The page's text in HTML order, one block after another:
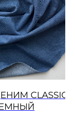
CLASSIC,